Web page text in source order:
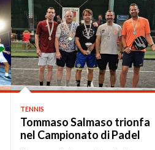
TENNIS
Tommaso Salmaso trionfa
nel Campionato di Padel
CSEN Padova 2024/25